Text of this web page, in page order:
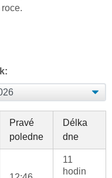
Pravé
poledne
Délka
dne
11
hodin